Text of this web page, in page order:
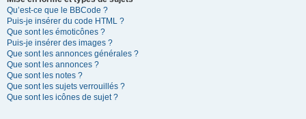
Qu’est-ce que le BBCode ?
Puis-je insérer du code HTML ?
Que sont les émoticônes ?
Puis-je insérer des images ?
Que sont les annonces générales ?
Que sont les annonces ?
Que sont les notes ?
Que sont les sujets verrouillés ?
Que sont les icônes de sujet ?